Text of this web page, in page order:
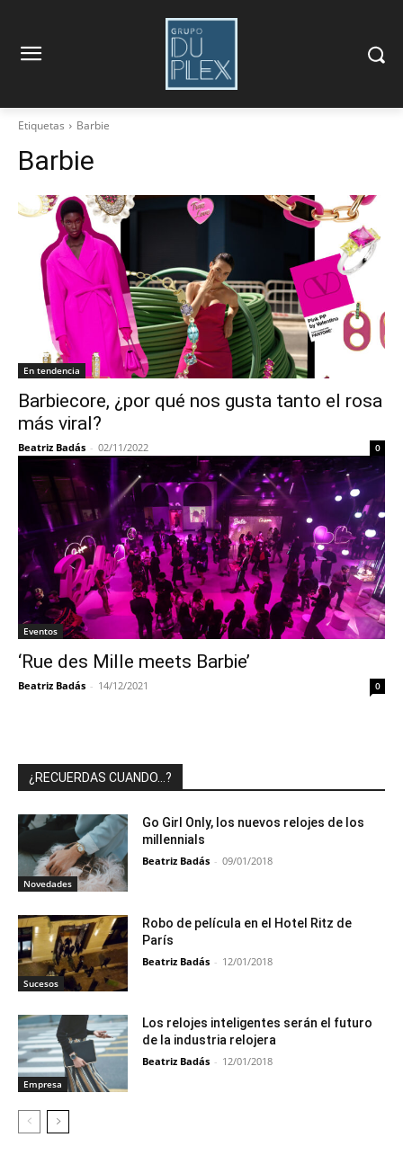
Etiquetas Barbie
Barbie
En tendencia
Barbiecore, ¿por qué nos gusta tanto el rosa
más viral?
Beatriz Badás - 02/11/2022 0
Eventos
‘Rue des Mille meets Barbie’
Beatriz Badás - 14/12/2021 0
¿RECUERDAS CUANDO…?
Novedades
Go Girl Only, los nuevos relojes de los
millennials
Beatriz Badás - 09/01/2018
Sucesos
Robo de película en el Hotel Ritz de
París
Beatriz Badás - 12/01/2018
Empresa
Los relojes inteligentes serán el futuro
de la industria relojera
Beatriz Badás - 12/01/2018